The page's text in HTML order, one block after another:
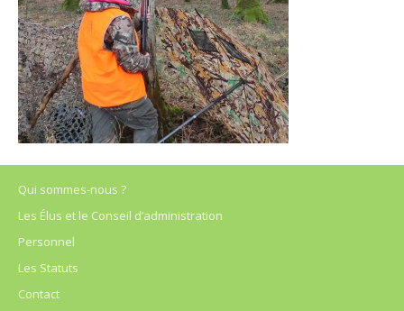
Qui sommes-nous ?
Les Élus et le Conseil d’administration
Personnel
Les Statuts
Contact